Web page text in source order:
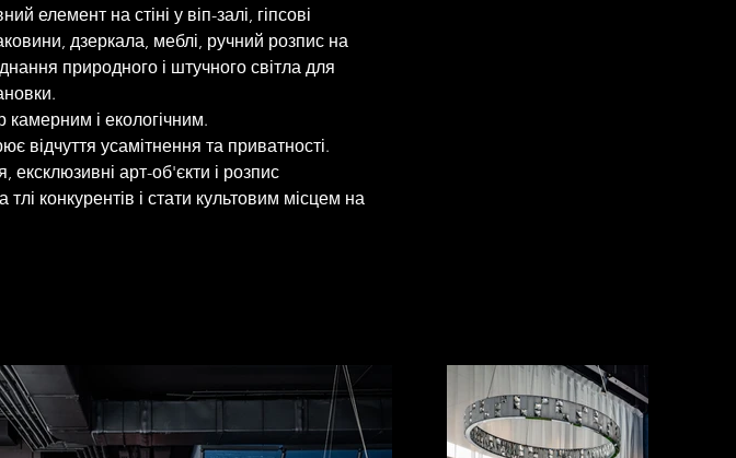
елемент на стіні у віп-залі, гіпсові
дзеркала, меблі, ручний розпис на
природного і штучного світла для
камерним і екологічним.
відчуття усамітнення та приватності.
арт-об'єкти і розпис
конкурентів і стати культовим місцем на